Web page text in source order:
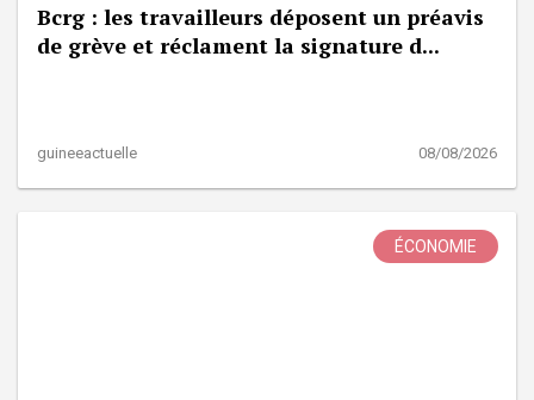
Bcrg : les travailleurs déposent un préavis
de grève et réclament la signature d...
guineeactuelle 08/08/2026
ÉCONOMIE